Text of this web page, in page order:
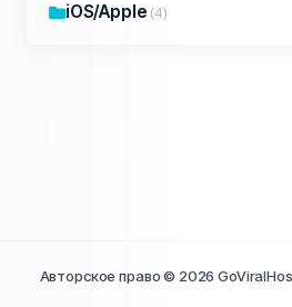
iOS/Apple (4)
Авторское право © 2026